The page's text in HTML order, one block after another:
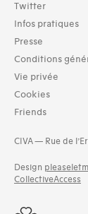
Twitter
Infos pratiques
Presse
Conditions
Vie privée
Cookies
Friends
CIVA — Rue de
Design
CollectiveAccess